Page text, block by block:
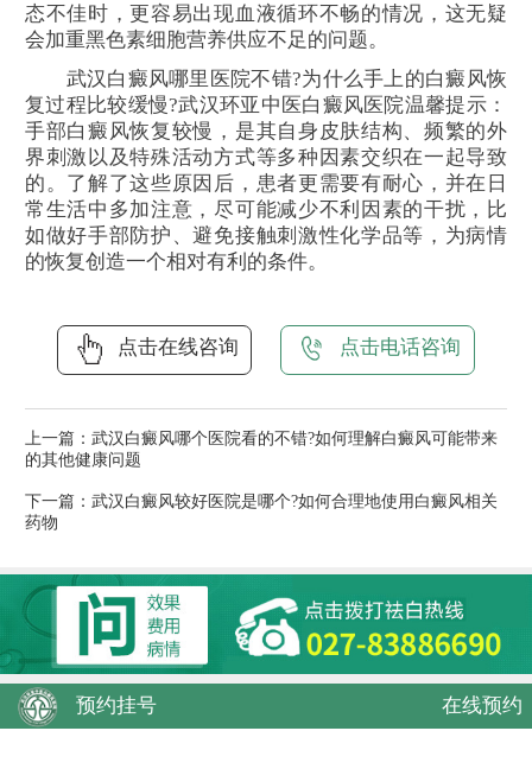
态不佳时，更容易出现血液循环不畅的情况，这无疑
会加重黑色素细胞营养供应不足的问题。
武汉白癜风哪里医院不错?为什么手上的白癜风恢
复过程比较缓慢?武汉环亚中医白癜风医院温馨提示：
手部白癜风恢复较慢，是其自身皮肤结构、频繁的外
界刺激以及特殊活动方式等多种因素交织在一起导致
的。了解了这些原因后，患者更需要有耐心，并在日
常生活中多加注意，尽可能减少不利因素的干扰，比
如做好手部防护、避免接触刺激性化学品等，为病情
的恢复创造一个相对有利的条件。
点击在线咨询 点击电话咨询
上一篇： 武汉白癜风哪个医院看的不错?如何理解白癜风可能带来
的其他健康问题
下一篇： 武汉白癜风较好医院是哪个?如何合理地使用白癜风相关
药物
预约挂号 在线预约